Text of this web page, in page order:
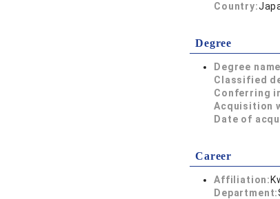
Country:
Degree
Degree
Classified
Conferring
Acquisition
Date of
Career
Affiliation:
Department: